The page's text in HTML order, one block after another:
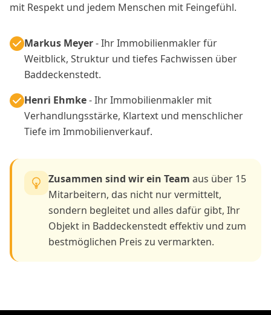
mit Respekt und jedem Menschen mit Feingefühl.
Markus Meyer- Ihr Immobilienmakler für
Weitblick, Struktur und tiefes Fachwissen über
Baddeckenstedt.
Henri Ehmke- Ihr Immobilienmakler mit
Verhandlungsstärke, Klartext und menschlicher
Tiefe im Immobilienverkauf.
Zusammen sind wir ein Team aus über 15
Mitarbeitern, das nicht nur vermittelt,
sondern begleitet und alles dafür gibt, Ihr
Objekt in Baddeckenstedt effektiv und zum
bestmöglichen Preis zu vermarkten.